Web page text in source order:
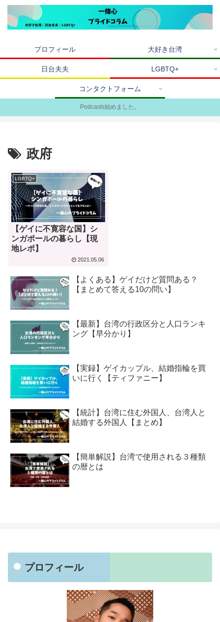
プロフィール 大好き台湾
日台夫夫 LGBTQ+
コンタクトフォーム
Podcasts始めました。
政府
LGBTQ+
【ゲイに不寛容な国】シ
ンガポールの暮らし【現
地レポ】
2021.05.06
【よくある】ゲイだけど質問ある？
【まとめて答える10の問い】
【最新】台湾の行政区分と人口ランキ
ング【早分かり】
【実録】ゲイカップル、結婚指輪を買
いに行く【ティファニー】
【統計】台湾に住む外国人、台湾人と
結婚する外国人【まとめ】
【簡単解説】台湾で使用される３種類
の暦とは
プロフィール